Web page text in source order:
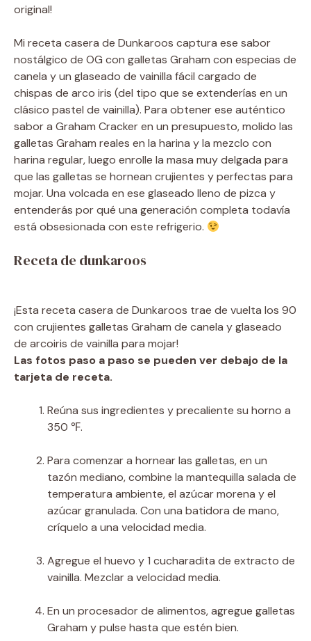
original!
Mi receta casera de Dunkaroos captura ese sabor
nostálgico de OG con galletas Graham con especias de
canela y un glaseado de vainilla fácil cargado de
chispas de arco iris (del tipo que se extenderías en un
clásico pastel de vainilla). Para obtener ese auténtico
sabor a Graham Cracker en un presupuesto, molido las
galletas Graham reales en la harina y la mezclo con
harina regular, luego enrolle la masa muy delgada para
que las galletas se hornean crujientes y perfectas para
mojar. Una volcada en ese glaseado lleno de pizca y
entenderás por qué una generación completa todavía
está obsesionada con este refrigerio.
Receta de dunkaroos
¡Esta receta casera de Dunkaroos trae de vuelta los 90
con crujientes galletas Graham de canela y glaseado
de arcoiris de vainilla para mojar!
Las fotos paso a paso se pueden ver debajo de la
tarjeta de receta.
Reúna sus ingredientes y precaliente su horno a
350 ℉.
Para comenzar a hornear las galletas, en un
tazón mediano, combine la mantequilla salada de
temperatura ambiente, el azúcar morena y el
azúcar granulada. Con una batidora de mano,
críquelo a una velocidad media.
Agregue el huevo y 1 cucharadita de extracto de
vainilla. Mezclar a velocidad media.
En un procesador de alimentos, agregue galletas
Graham y pulse hasta que estén bien.